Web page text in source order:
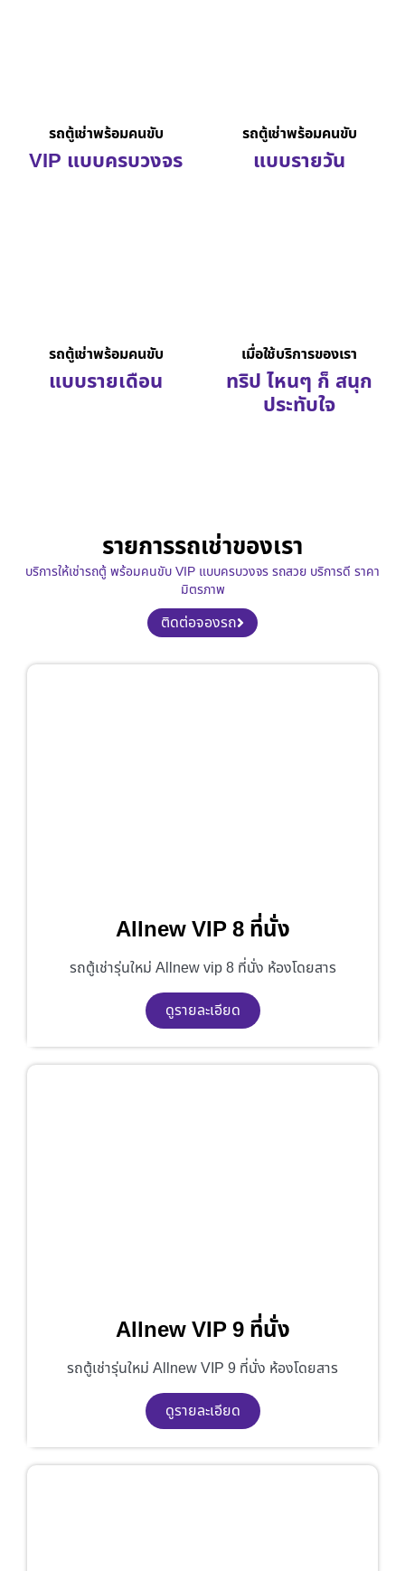
รถตู้เช่าพร้อมคนขับ
VIP แบบครบวงจร
รถตู้เช่าพร้อมคนขับ
แบบรายวัน
รถตู้เช่าพร้อมคนขับ
แบบรายเดือน
เมื่อใช้บริการของเรา
ทริป ไหนๆ ก็ สนุก
ประทับใจ
รายการรถเช่าของเรา
บริการให้เช่ารถตู้ พร้อมคนขับ VIP แบบครบวงจร รถสวย บริการดี ราคา
มิตรภาพ
ติดต่อจองรถ
Allnew VIP 8 ที่นั่ง
รถตู้เช่ารุ่นใหม่ Allnew vip 8 ที่นั่ง ห้องโดยสาร
ดูรายละเอียด
Allnew VIP 9 ที่นั่ง
รถตู้เช่ารุ่นใหม่ Allnew VIP 9 ที่นั่ง ห้องโดยสาร
ดูรายละเอียด